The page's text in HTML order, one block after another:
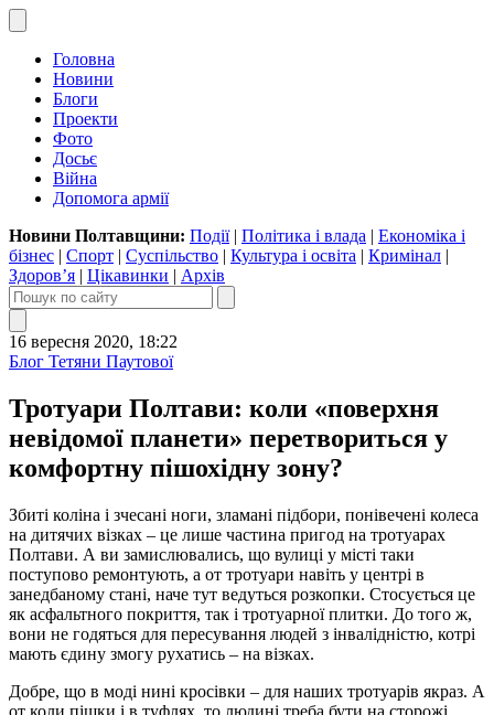
Головна
Новини
Блоги
Проекти
Фото
Досьє
Війна
Допомога армії
Новини Полтавщини: Події| Політика і влада | Економіка і
бізнес | Спорт | Суспільство | Культура і освіта | Кримінал |
Здоров’я | Цікавинки | Архів
16 вересня 2020, 18:22
Блог Тетяни Паутової
Тротуари Полтави: коли «поверхня
невідомої планети» перетвориться у
комфортну пішохідну зону?
Збиті коліна і зчесані ноги, зламані підбори, понівечені колеса
на дитячих візках – це лише частина пригод на тротуарах
Полтави. А ви замислювались, що вулиці у місті таки
поступово ремонтують, а от тротуари навіть у центрі в
занедбаному стані, наче тут ведуться розкопки. Стосується це
як асфальтного покриття, так і тротуарної плитки. До того ж,
вони не годяться для пересування людей з інвалідністю, котрі
мають єдину змогу рухатись – на візках.
Добре, що в моді нині кросівки – для наших тротуарів якраз. А
от коли пішки і в туфлях, то людині треба бути на сторожі,